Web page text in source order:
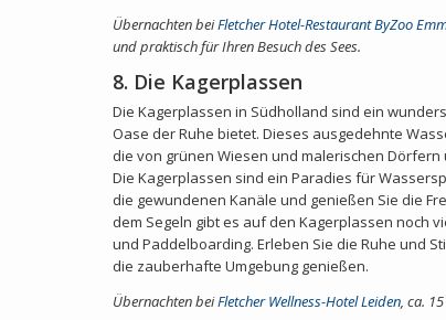
Übernachten beiFletcher Hotel-Restaurant ByZoo
und praktisch für Ihren Besuch des Sees.
8. Die Kagerplassen
Die Kagerplassen in Südholland sind ein
Oase der Ruhe bietet. Dieses ausgedehnte
die von grünen Wiesen und malerischen Dörfern
Die Kagerplassen sind ein Paradies für
die gewundenen Kanäle und genießen Sie die
dem Segeln gibt es auf den Kagerplassen noch
und Paddelboarding. Erleben Sie die Ruhe und
die zauberhafte Umgebung genießen.
Übernachten beiFletcher Wellness-Hotel Leiden, ca.